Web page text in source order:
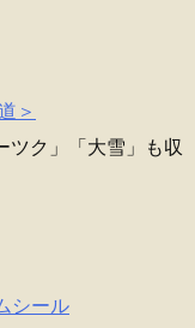
＞
ツク」「大雪」も収
シール